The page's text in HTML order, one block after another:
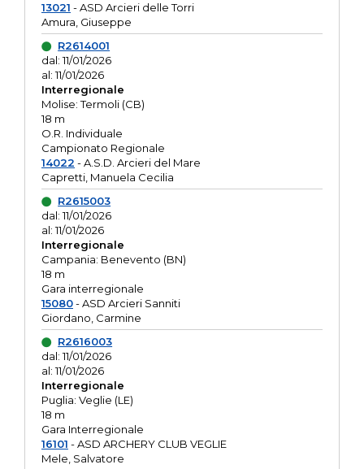
13021 - ASD Arcieri delle Torri
Amura, Giuseppe
R2614001
dal: 11/01/2026
al: 11/01/2026
Interregionale
Molise: Termoli (CB)
18 m
O.R. Individuale
Campionato Regionale
14022 - A.S.D. Arcieri del Mare
Capretti, Manuela Cecilia
R2615003
dal: 11/01/2026
al: 11/01/2026
Interregionale
Campania: Benevento (BN)
18 m
Gara interregionale
15080- ASD Arcieri Sanniti
Giordano, Carmine
R2616003
dal: 11/01/2026
al: 11/01/2026
Interregionale
Puglia: Veglie (LE)
18 m
Gara Interregionale
16101 - ASD ARCHERY CLUB VEGLIE
Mele, Salvatore